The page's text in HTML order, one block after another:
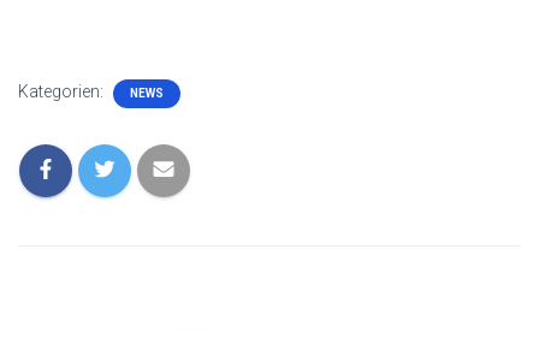
Kategorien: NEWS